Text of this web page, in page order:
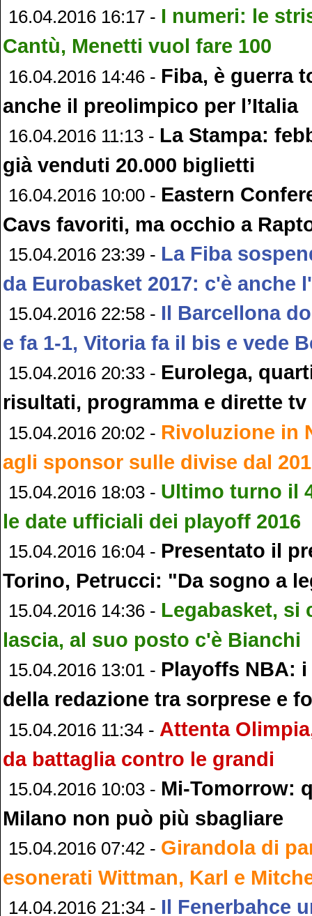
16.04.2016 16:17 - I numeri: le
Cantù, Menetti vuol fare 100
16.04.2016 14:46 - Fiba, è guerra
anche il preolimpico per l’Italia
16.04.2016 11:13 - La Stampa:
già venduti 20.000 biglietti
16.04.2016 10:00 - Eastern
Cavs favoriti, ma occhio a
15.04.2016 23:39 - La Fiba
da Eurobasket 2017: c'è anche
15.04.2016 22:58 - Il Barcellona
e fa 1-1, Vitoria fa il bis e vede
15.04.2016 20:33 - Eurolega,
risultati, programma e dirette tv
15.04.2016 20:02 - Rivoluzione in
agli sponsor sulle divise dal
15.04.2016 18:03 - Ultimo turno il
le date ufficiali dei playoff 2016
15.04.2016 16:04 - Presentato il
Torino, Petrucci: "Da sogno a
15.04.2016 14:36 - Legabasket, si
lascia, al suo posto c'è Bianchi
15.04.2016 13:01 - Playoffs NBA:
della redazione tra sorprese e
15.04.2016 11:34 - Attenta
da battaglia contro le grandi
15.04.2016 10:03 - Mi-Tomorrow:
Milano non può più sbagliare
15.04.2016 07:42 - Girandola di
esonerati Wittman, Karl e
14.04.2016 21:34 - Il Fenerbahce